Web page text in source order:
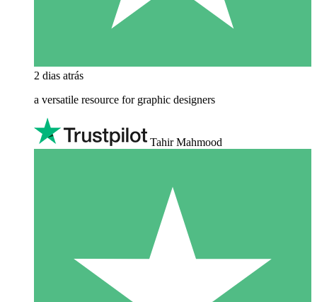
2 dias atrás
a versatile resource for graphic designers
Tahir Mahmood